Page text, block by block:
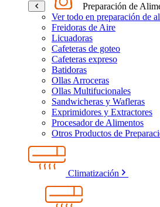
Preparación de
Ver todo en preparación de
Freidoras de Aire
Licuadoras
Cafeteras de goteo
Cafeteras expreso
Batidoras
Ollas Arroceras
Ollas Multifucionales
Sandwicheras y Wafleras
Exprimidores y Extractores
Procesador de Alimentos
Otros Productos de
Climatización